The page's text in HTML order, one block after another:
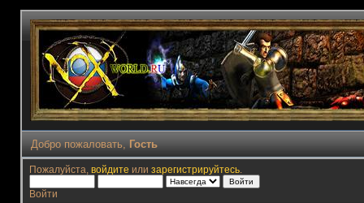
Добро пожаловать, Гость
Пожалуйста, войдите или зарегистрируйтесь.
Войти